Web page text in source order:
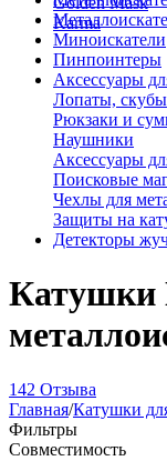
Karma
Миноискатели
Пинпоинтеры
Аксессуары
Лопаты, скубы
Рюкзаки и
Наушники
Аксессуары
Поисковые
Чехлы для
Защиты на
Детекторы
Катушки
142 Отзыва
Главная/Катушки
Фильтры
Совместимость